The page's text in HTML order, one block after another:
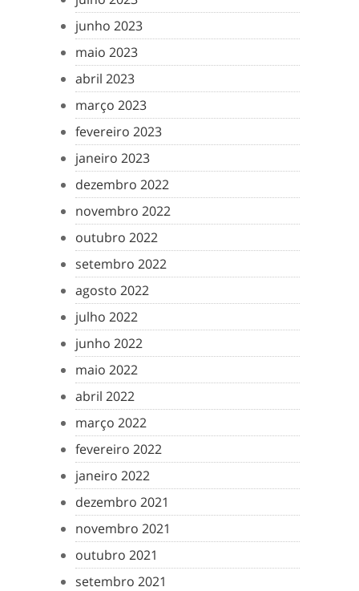
junho 2023
maio 2023
abril 2023
março 2023
fevereiro 2023
janeiro 2023
dezembro 2022
novembro 2022
outubro 2022
setembro 2022
agosto 2022
julho 2022
junho 2022
maio 2022
abril 2022
março 2022
fevereiro 2022
janeiro 2022
dezembro 2021
novembro 2021
outubro 2021
setembro 2021